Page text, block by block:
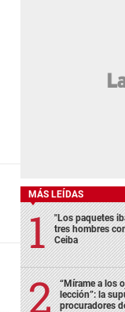
MÁS LEÍDAS
"Los paquetes
tres hombres
Ceiba
“Mírame a los
lección”: la
procuradores